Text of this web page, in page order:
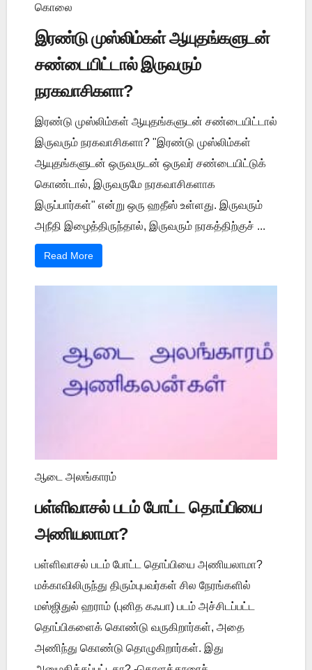
கொலை
இரண்டு முஸ்லிம்கள் ஆயுதங்களுடன்
சண்டையிட்டால் இருவரும்
நரகவாசிகளா?
இரண்டு முஸ்லிம்கள் ஆயுதங்களுடன் சண்டையிட்டால்
இருவரும் நரகவாசிகளா? "இரண்டு முஸ்லிம்கள்
ஆயுதங்களுடன் ஒருவருடன் ஒருவர் சண்டையிட்டுக்
கொண்டால், இருவருமே நரகவாசிகளாக
இருப்பார்கள்" என்று ஒரு ஹதீஸ் உள்ளது. இருவரும்
அநீதி இழைத்திருந்தால், இருவரும் நரகத்திற்குச் ...
Read More
ஆடை அலங்காரம்
பள்ளிவாசல் படம் போட்ட தொப்பியை
அணியலாமா?
பள்ளிவாசல் படம் போட்ட தொப்பியை அணியலாமா?
மக்காவிலிருந்து திரும்புபவர்கள் சில நேரங்களில்
மஸ்ஜிதுல் ஹராம் (புனித கஃபா) படம் அச்சிடப்பட்ட
தொப்பிகளைக் கொண்டு வருகிறார்கள், அதை
அணிந்து கொண்டு தொழுகிறார்கள். இது